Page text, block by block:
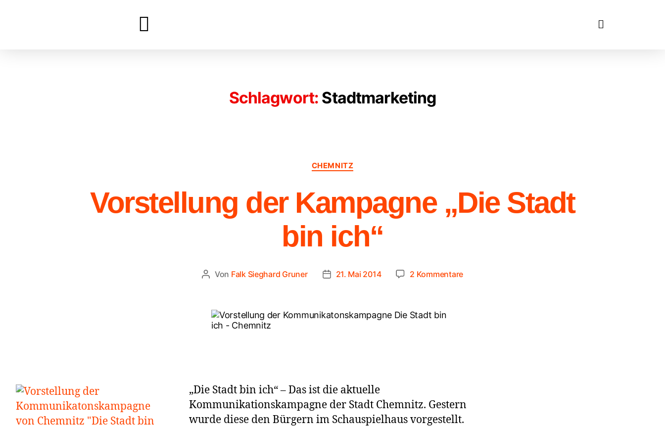
Schlagwort: Stadtmarketing
CHEMNITZ
Vorstellung der Kampagne „Die Stadt
bin ich“
Von Falk Sieghard Gruner 21. Mai 2014 2 Kommentare
„Die Stadt bin ich“ – Das ist die aktuelle
Kommunikationskampagne der Stadt Chemnitz. Gestern
wurde diese den Bürgern im Schauspielhaus vorgestellt.